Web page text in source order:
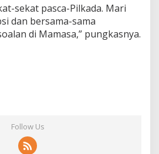
sekat pasca-Pilkada. Mari
dan bersama-sama
di Mamasa,” pungkasnya.
Follow Us